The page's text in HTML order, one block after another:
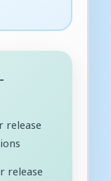
release
release